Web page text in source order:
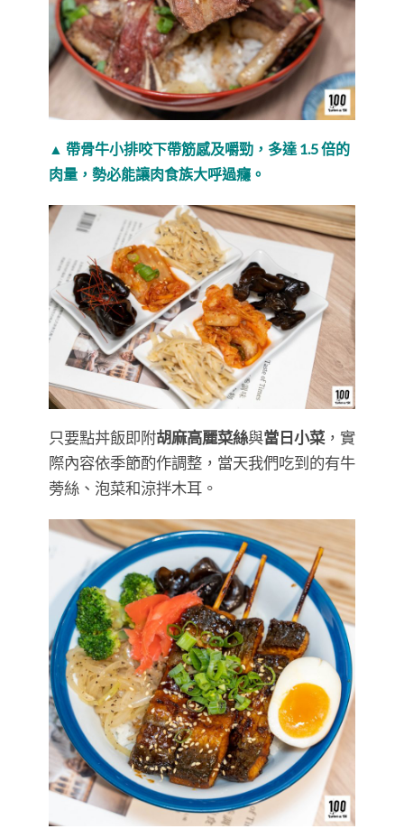
▲ 帶骨牛小排咬下帶筋感及嚼勁，多達 1.5 倍的
肉量，勢必能讓肉食族大呼過癮。
只要點丼飯即附胡麻高麗菜絲與當日小菜，實
際內容依季節酌作調整，當天我們吃到的有牛
蒡絲、泡菜和涼拌木耳。